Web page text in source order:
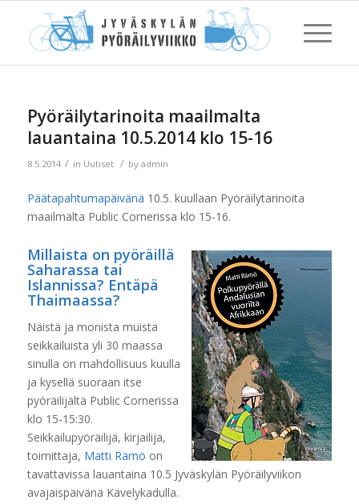
Pyöräilytarinoita maailmalta
lauantaina 10.5.2014 klo 15-16
8.5.2014 / in Uutiset / by admin
Päätapahtumapäivänä 10.5. kuullaan Pyöräilytarinoita
maailmalta Public Cornerissa klo 15-16.
Millaista on pyöräillä
Saharassa tai
Islannissa? Entäpä
Thaimaassa?
Näistä ja monista muista
seikkailuista yli 30 maassa
sinulla on mahdollisuus kuulla
ja kysellä suoraan itse
pyöräilijältä Public Cornerissa
klo 15-15:30.
Seikkailupyöräilijä, kirjailija,
toimittaja, Matti Rämö on
tavattavissa lauantaina 10.5 Jyväskylän Pyöräilyviikon
avajaispäivänä Kävelykadulla.